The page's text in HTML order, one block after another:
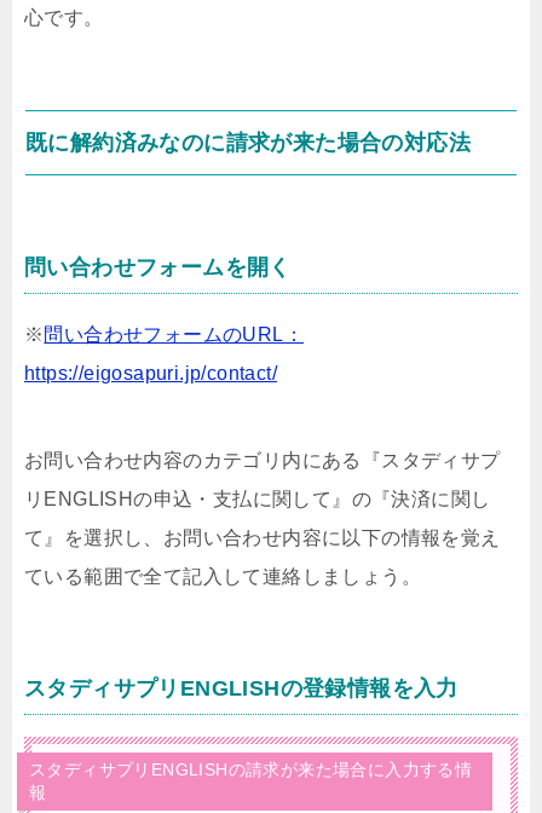
心です。
既に解約済みなのに請求が来た場合の対応法
問い合わせフォームを開く
※ 問い合わせフォームのURL：
https://eigosapuri.jp/contact/
お問い合わせ内容のカテゴリ内にある『スタディサプ
リENGLISHの申込・支払に関して』の『決済に関し
て』を選択し、お問い合わせ内容に以下の情報を覚え
ている範囲で全て記入して連絡しましょう。
スタディサプリENGLISHの登録情報を入力
スタディサプリENGLISHの請求が来た場合に入力する情
報